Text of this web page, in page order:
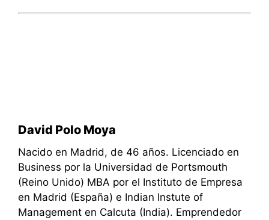
David Polo Moya
Nacido en Madrid, de 46 años. Licenciado en
Business por la Universidad de Portsmouth
(Reino Unido) MBA por el Instituto de Empresa
en Madrid (España) e Indian Instute of
Management en Calcuta (India). Emprendedor